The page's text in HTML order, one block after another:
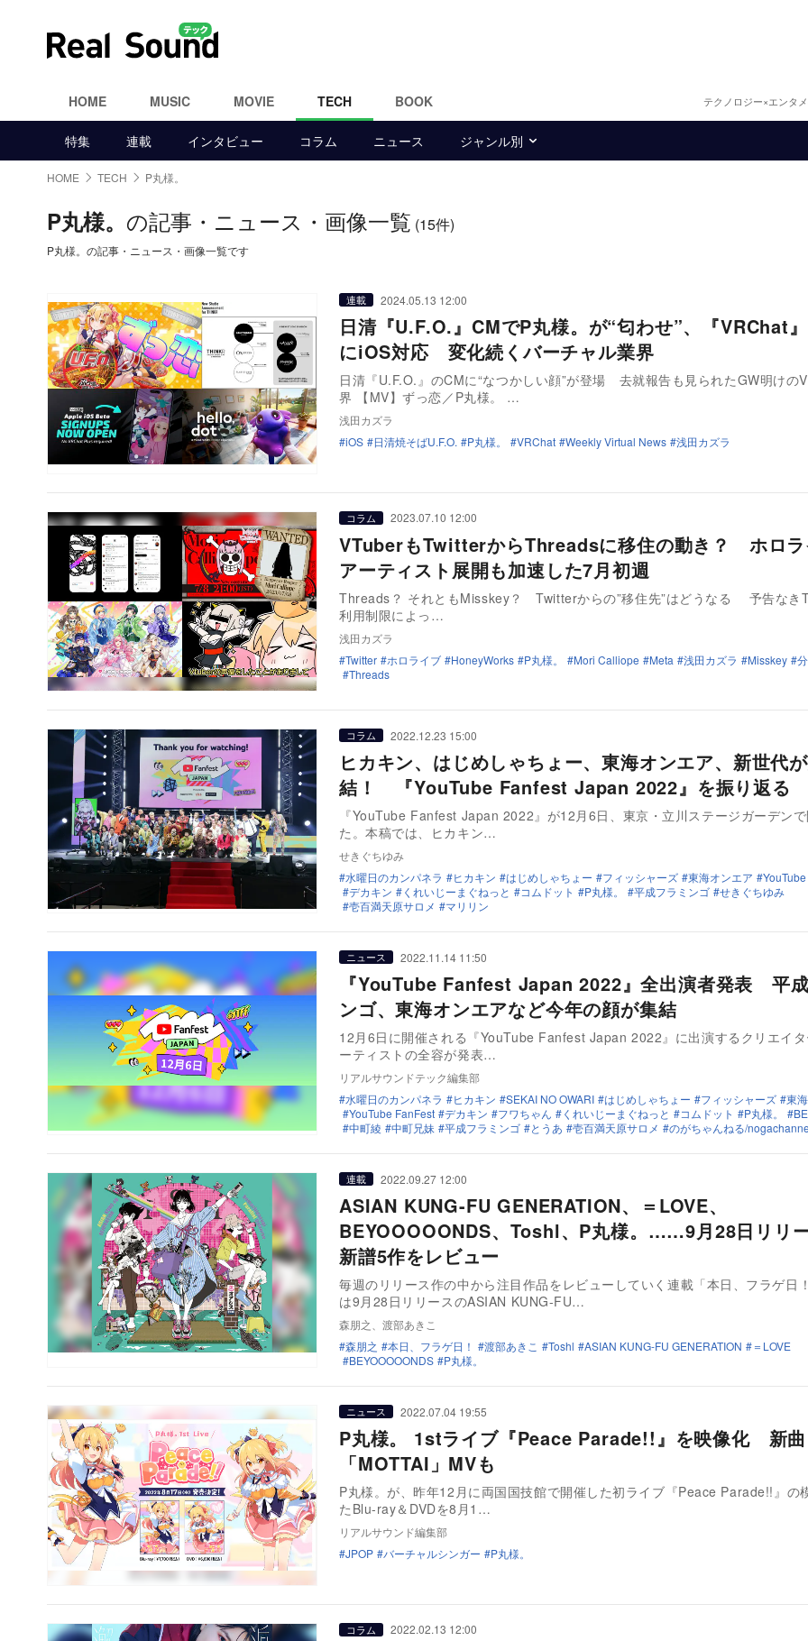
HOME MUSIC MOVIE TECH BOOK テクノロジー×エンタ
特集 連載 インタビュー コラム ニュース ジャンル別
HOME TECH P丸様。
P丸様。 の記事・ニュース・画像一覧 (15件)
P丸様。の記事・ニュース・画像一覧です
連載 2024.05.13 12:00
日清『U.F.O.』CMでP丸様。が“匂わせ”、『VRChat
にiOS対応 変化続くバーチャル業界
日清『U.F.O.』のCMに“なつかしい顔”が登場 去就報告も見られたGW明けの
界 【MV】ずっ恋／P丸様。 …
浅田カズラ
iOS
日清焼そばU.F.O. P丸様。 VRChat Weekly Virtual News 浅田カズラ
コラム 2023.07.10 12:00
VTuberもTwitterからThreadsに移住の動き？ ホロラ
アーティスト展開も加速した7月初週
Threads？ それともMisskey？ Twitterからの”移住先”はどうなる 予告なき
利用制限によっ…
浅田カズラ
Twitter
ホロライブ HoneyWorks P丸様。 Mori Calliope Meta 浅田カズラ Misskey
Threads
コラム 2022.12.23 15:00
ヒカキン、はじめしゃちょー、東海オンエア、新世代
結！ 『YouTube Fanfest Japan 2022』を振り返る
『YouTube Fanfest Japan 2022』が12月6日、東京・立川ステージガーデン
た。本稿では、ヒカキン…
せきぐちゆみ
水曜日のカンパネラ
ヒカキン はじめしゃちょー フィッシャーズ 東海オンエア
デカキン
くれいじーまぐねっと コムドット P丸様。 平成フラミンゴ
せきぐちゆみ
壱百満天原サロメ
マリリン
ニュース 2022.11.14 11:50
『YouTube Fanfest Japan 2022』全出演者発表 平
ンゴ、東海オンエアなど今年の顔が集結
12月6日に開催される『YouTube Fanfest Japan 2022』に出演するクリエイ
ーティストの全容が発表…
リアルサウンドテック編集部
水曜日のカンパネラ
ヒカキン SEKAI NO OWARI はじめしゃちょー フィッシャーズ
東
YouTube FanFest
デカキン フワちゃん くれいじーまぐねっと コムドット P丸様。
中町綾
中町兄妹 平成フラミンゴ とうあ 壱百満天原サロメ のがちゃんねる/
連載 2022.09.27 12:00
ASIAN KUNG-FU GENERATION、＝LOVE、
BEYOOOOONDS、Toshl、P丸様。……9月28日リリ
新譜5作をレビュー
毎週のリリース作の中から注目作品をレビューしていく連載「本日、フラゲ日
は9月28日リリースのASIAN KUNG-FU…
森朋之、渡部あきこ
森朋之
本日、フラゲ日！ 渡部あきこ Toshl ASIAN KUNG-FU GENERATION
＝LOVE
BEYOOOOONDS
P丸様。
ニュース 2022.07.04 19:55
P丸様。 1stライブ『Peace Parade!!』を映像化 新曲
「MOTTAI」MVも
P丸様。が、昨年12月に両国国技館で開催した初ライブ『Peace Parade!!』の
たBlu-ray＆DVDを8月1…
リアルサウンド編集部
JPOP
バーチャルシンガー P丸様。
コラム 2022.02.13 12:00